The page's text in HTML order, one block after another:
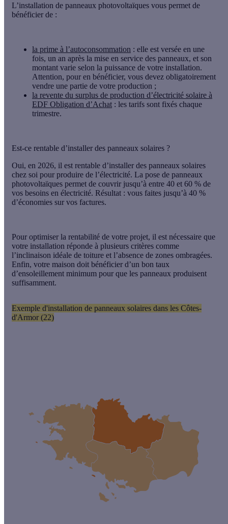
L’installation de panneaux photovoltaïques vous permet de
bénéficier de :
la prime à l’autoconsommation : elle est versée en une
fois, un an après la mise en service des panneaux, et son
montant varie selon la puissance de votre installation.
Attention, pour en bénéficier, vous devez obligatoirement
vendre une partie de votre production ;
la revente du surplus de production d’électricité solaire à
EDF Obligation d’Achat : les tarifs sont fixés chaque
trimestre.
Est-ce rentable d’installer des panneaux solaires ?
Oui, en 2026, il est rentable d’installer des panneaux solaires
chez soi pour produire de l’électricité. La pose de panneaux
photovoltaïques permet de couvrir jusqu’à entre 40 et 60 % de
vos besoins en électricité. Résultat : vous faites jusqu’à 40 %
d’économies sur vos factures.
Pour optimiser la rentabilité de votre projet, il est nécessaire que
votre installation réponde à plusieurs critères comme
l’inclinaison idéale de toiture et l’absence de zones ombragées.
Enfin, votre maison doit bénéficier d’un bon taux
d’ensoleillement minimum pour que les panneaux produisent
suffisamment.
Exemple d'installation de panneaux solaires dans les Côtes-
d'Armor (22)